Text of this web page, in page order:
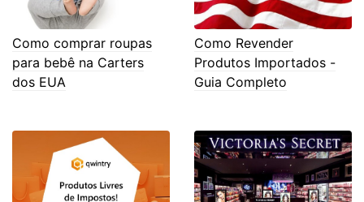
Como comprar roupas
para bebê na Carters
dos EUA
Como Revender
Produtos Importados -
Guia Completo